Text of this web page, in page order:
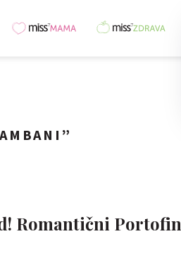
”
Romantični